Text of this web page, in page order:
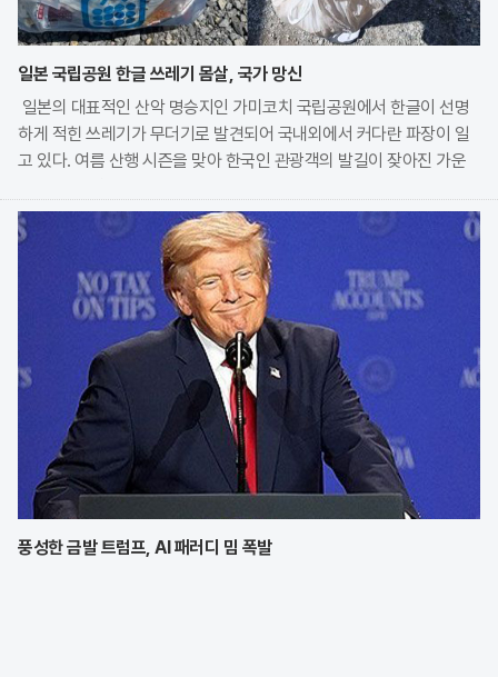
일본 국립공원 한글 쓰레기 몸살, 국가 망신
일본의 대표적인 산악 명승지인 가미코치 국립공원에서 한글이 선명
하게 적힌 쓰레기가 무더기로 발견되어 국내외에서 커다란 파장이 일
고 있다. 여름 산행 시즌을 맞아 한국인 관광객의 발길이 잦아진 가운
우려를 표명한 것이다. 특히 자연보호 구역 내에서
풍성한 금발 트럼프, AI 패러디 밈 폭발